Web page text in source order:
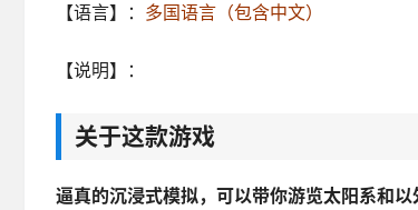
【语言】： 多国语言（包含中文）
【说明】：
关于这款游戏
逼真的沉浸式模拟，可以带你游览太阳系和